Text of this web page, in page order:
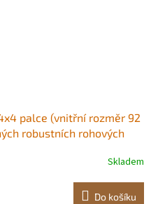
palce (vnitřní rozměr 92
robustních rohových
Vysoce kvalitní konzole
konstrukce
Skladem
Do košíku